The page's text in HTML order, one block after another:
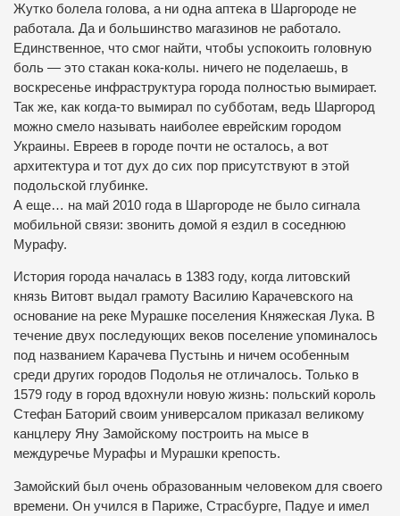
Жутко болела голова, а ни одна аптека в Шаргороде не
работала. Да и большинство магазинов не работало.
Единственное, что смог найти, чтобы успокоить головную
боль — это стакан кока-колы. ничего не поделаешь, в
воскресенье инфраструктура города полностью вымирает.
Так же, как когда-то вымирал по субботам, ведь Шаргород
можно смело называть наиболее еврейским городом
Украины. Евреев в городе почти не осталось, а вот
архитектура и тот дух до сих пор присутствуют в этой
подольской глубинке.
А еще… на май 2010 года в Шаргороде не было сигнала
мобильной связи: звонить домой я ездил в соседнюю
Мурафу.
История города началась в 1383 году, когда литовский
князь Витовт выдал грамоту Василию Карачевского на
основание на реке Мурашке поселения Княжеская Лука. В
течение двух последующих веков поселение упоминалось
под названием Карачева Пустынь и ничем особенным
среди других городов Подолья не отличалось. Только в
1579 году в город вдохнули новую жизнь: польский король
Стефан Баторий своим универсалом приказал великому
канцлеру Яну Замойскому построить на мысе в
междуречье Мурафы и Мурашки крепость.
Замойский был очень образованным человеком для своего
времени. Он учился в Париже, Страсбурге, Падуе и имел